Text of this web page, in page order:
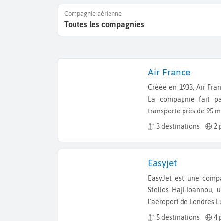
Compagnie aérienne
Toutes les compagnies
Air France
Créée en 1933, Air France est la principale compagnie aérienne française.
La compagnie fait
transporte près de 95
3 destinations
2
Easyjet
EasyJet est une compagnie britannique low-cost. Créée en 1995 par Sir
Stelios Haji-Ioannou,
l'aéroport de Londres
5 destinations
4